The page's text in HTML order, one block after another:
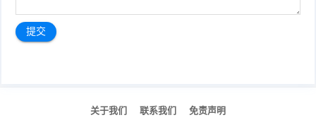
关于我们 联系我们 免责声明